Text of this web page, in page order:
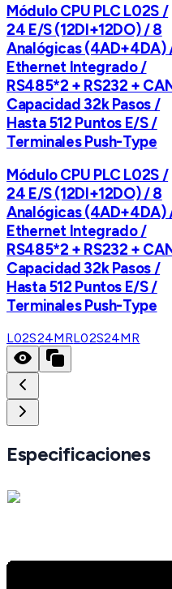
Módulo CPU PLC L02S /
24 E/S (12DI+12DO) / 8
Analógicas (4AD+4DA)
Ethernet Integrado /
RS485*2 + RS232 +
Capacidad 32k Pasos /
Hasta 512 Puntos E/S /
Terminales Push-Type
Módulo CPU PLC L02S /
24 E/S (12DI+12DO) / 8
Analógicas (4AD+4DA)
Ethernet Integrado /
RS485*2 + RS232 +
Capacidad 32k Pasos /
Hasta 512 Puntos E/S /
Terminales Push-Type
L02S24MRL02S24MR
Especificaciones